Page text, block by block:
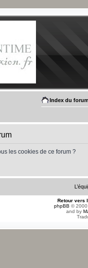
Index du
les cookies de ce forum ?
Retour vers
phpBB ©
and by